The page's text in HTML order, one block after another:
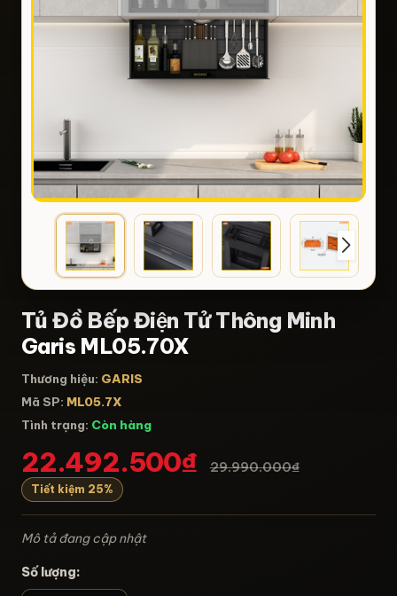
Tủ Đồ Bếp Điện Tử Thông Minh
Garis ML05.70X
Thương hiệu: GARIS
Mã SP: ML05.7X
Tình trạng: Còn hàng
22.492.500₫ 29.990.000₫
Tiết kiệm 25%
Mô tả đang cập nhật
Số lượng: